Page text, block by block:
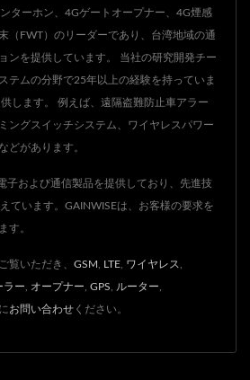
ターホン、4Gゲートオープナー、4G煙感
（FWT）のリーダーであり、台湾地域の通
ンを提供しています。 当社の研究開発チー
テムの分野で25年以上の経験を持っていま
します。 例えば、遠隔盗難防止車アラー
ングスイッチシステム、ワイヤレスパワー
どがあります。
子および通信製品を提供しており、先進技
ています。GAINWISEは、お客様の要求を
す。
覧いただき、 GSM LTE ワイヤレス
ラー オープナー GPS ルーター
お問い合わせ ください。